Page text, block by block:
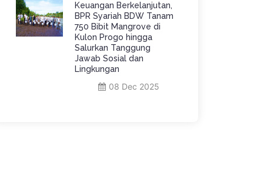
Keuangan Berkelanjutan,
BPR Syariah BDW Tanam
750 Bibit Mangrove di
Kulon Progo hingga
Salurkan Tanggung
Jawab Sosial dan
Lingkungan
08 Dec 2025